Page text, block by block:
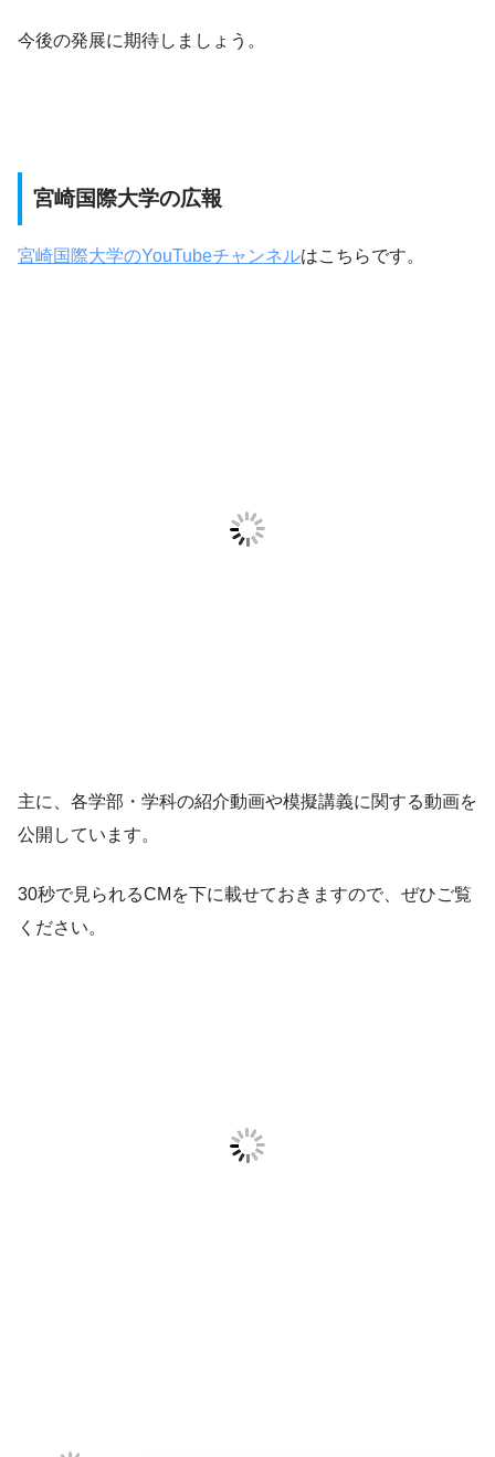
今後の発展に期待しましょう。
宮崎国際大学の広報
宮崎国際大学のYouTubeチャンネルはこちらです。
主に、各学部・学科の紹介動画や模擬講義に関する動画を
公開しています。
30秒で見られるCMを下に載せておきますので、ぜひご覧
ください。